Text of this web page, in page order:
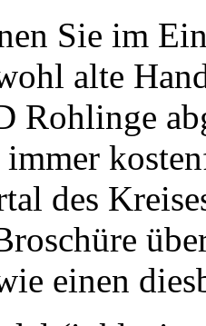
Sie im
alte
Rohlinge
des
einen